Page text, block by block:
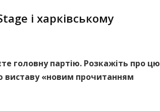
і харківському
головну партію. Розкажіть про цю
виставу «новим прочитанням